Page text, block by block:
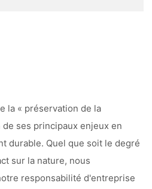
la « préservation de la
ses principaux enjeux en
durable. Quel que soit le degré
sur la nature, nous
responsabilité d'entreprise